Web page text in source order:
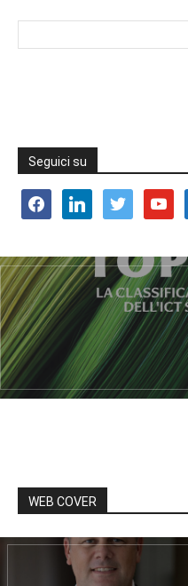
Seguici su
facebooklinkedin twitter youtube
WEB COVER